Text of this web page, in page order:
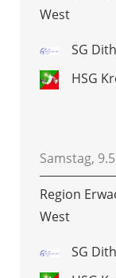
West
SG
Samstag,
Region
West
SG